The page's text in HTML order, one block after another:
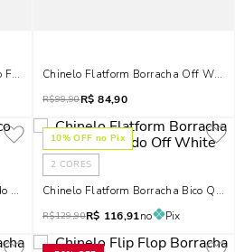
Fino Off WhiteChinelo Flatform Borracha Off White
R$99,90R$ 84,90
Off White
10% OFF no Pix
2 CORES
Chinelo Flatform Borracha Bico
R$129,90R$ 116,91no Pix